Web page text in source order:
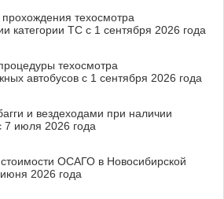
техосмотра
категории ТС с 1 сентября 2026 года
техосмотра
автобусов с 1 сентября 2026 года
и вездеходами при наличии
7 июля 2026 года
ОСАГО в Новосибирской
2026 года